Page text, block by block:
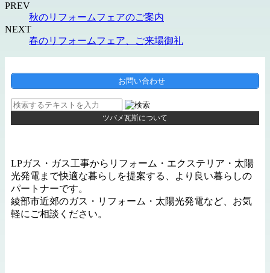
PREV
秋のリフォームフェアのご案内
NEXT
春のリフォームフェア、ご来場御礼
お問い合わせ
ツバメ瓦斯について
LPガス・ガス工事からリフォーム・エクステリア・太陽
光発電まで快適な暮らしを提案する、より良い暮らしの
パートナーです。
綾部市近郊のガス・リフォーム・太陽光発電など、お気
軽にご相談ください。